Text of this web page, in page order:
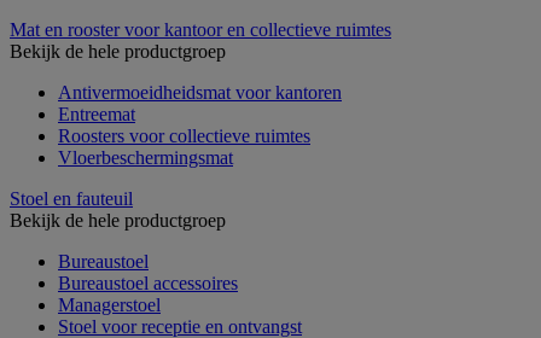
Mat en rooster voor kantoor en collectieve ruimtes
Bekijk de hele productgroep
Antivermoeidheidsmat voor kantoren
Entreemat
Roosters voor collectieve ruimtes
Vloerbeschermingsmat
Stoel en fauteuil
Bekijk de hele productgroep
Bureaustoel
Bureaustoel accessoires
Managerstoel
Stoel voor receptie en ontvangst